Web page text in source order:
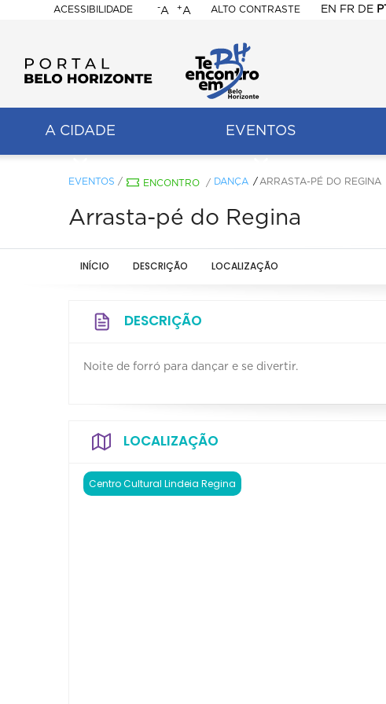
ACESSIBILIDADE
BELO
HORIZONTE
-A +A ALTO CONTRASTE EN FR DE PT
A CIDADE EVENTOS
EVENTOS / ENCONTRO / DANÇA ARRASTA-PÉ DO REGINA
Arrasta-pé do Regina
INÍCIO DESCRIÇÃO LOCALIZAÇÃO
DESCRIÇÃO
Noite de forró para dançar e se divertir.
LOCALIZAÇÃO
Centro Cultural Lindeia Regina